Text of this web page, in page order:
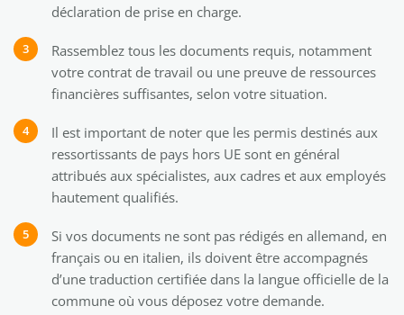
déclaration de prise en charge.
Rassemblez tous les documents requis, notamment
votre contrat de travail ou une preuve de ressources
financières suffisantes, selon votre situation.
Il est important de noter que les permis destinés aux
ressortissants de pays hors UE sont en général
attribués aux spécialistes, aux cadres et aux employés
hautement qualifiés.
Si vos documents ne sont pas rédigés en allemand, en
français ou en italien, ils doivent être accompagnés
d’une traduction certifiée dans la langue officielle de la
commune où vous déposez votre demande.